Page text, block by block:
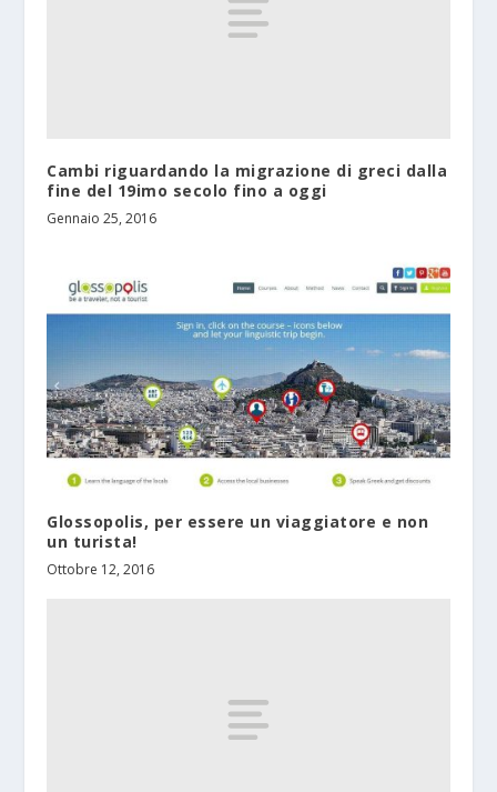
Cambi riguardando la migrazione di greci dalla
fine del 19imo secolo fino a oggi
Gennaio 25, 2016
Glossopolis, per essere un viaggiatore e non
un turista!
Ottobre 12, 2016